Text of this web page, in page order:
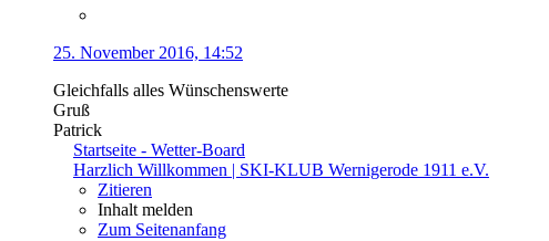
25. November 2016, 14:52
Gleichfalls alles Wünschenswerte
Gruß
Patrick
Startseite - Wetter-Board
Harzlich Willkommen | SKI-KLUB Wernigerode 1911 e.V.
Zitieren
Inhalt melden
Zum Seitenanfang